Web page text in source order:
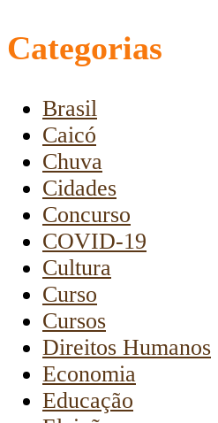
Categorias
Brasil
Caicó
Chuva
Cidades
Concurso
COVID-19
Cultura
Curso
Cursos
Direitos Humanos
Economia
Educação